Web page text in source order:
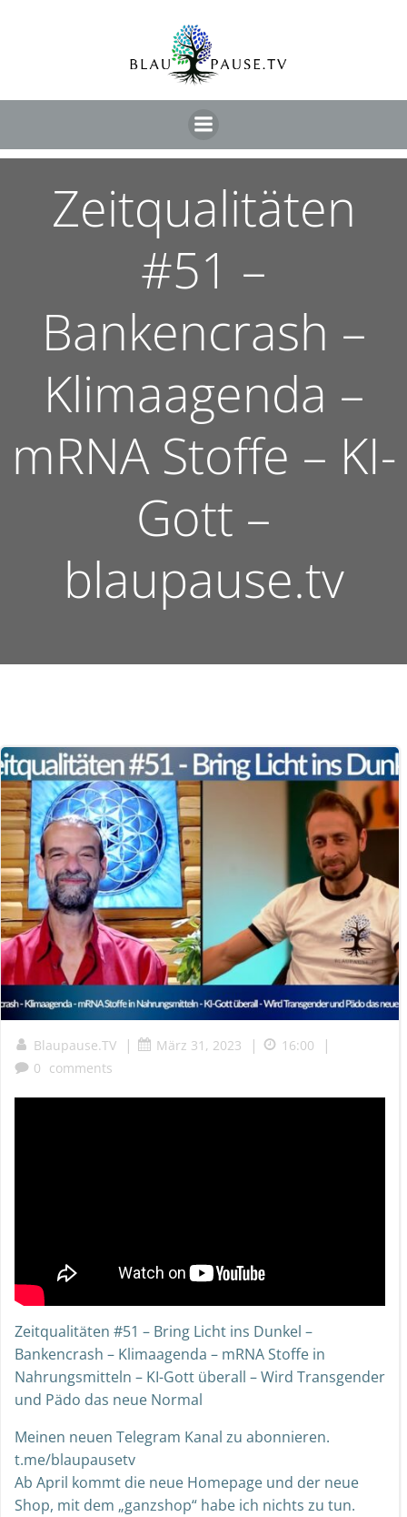
Zeitqualitäten
#51 –
Bankencrash –
Klimaagenda –
mRNA Stoffe – KI-
Gott –
blaupause.tv
Blaupause.TV | März 31, 2023 | 16:00 |
0 comments
Zeitqualitäten #51 – Bring Licht ins Dunkel –
Bankencrash – Klimaagenda – mRNA Stoffe in
Nahrungsmitteln – KI-Gott überall – Wird Transgender
und Pädo das neue Normal
Meinen neuen Telegram Kanal zu abonnieren.
t.me/blaupausetv
Ab April kommt die neue Homepage und der neue
Shop, mit dem „ganzshop“ habe ich nichts zu tun.